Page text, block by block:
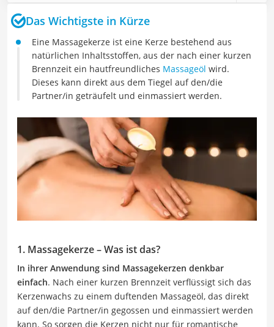
Das Wichtigste in Kürze
Eine Massagekerze ist eine Kerze bestehend aus
natürlichen Inhaltsstoffen, aus der nach einer kurzen
Brennzeit ein hautfreundliches Massageöl wird.
Dieses kann direkt aus dem Tiegel auf den/die
Partner/in geträufelt und einmassiert werden.
1. Massagekerze – Was ist das?
In ihrer Anwendung sind Massagekerzen denkbar
einfach. Nach einer kurzen Brennzeit verflüssigt sich das
Kerzenwachs zu einem duftenden Massageöl, das direkt
auf den/die Partner/in gegossen und einmassiert werden
kann. So sorgen die Kerzen nicht nur für romantische